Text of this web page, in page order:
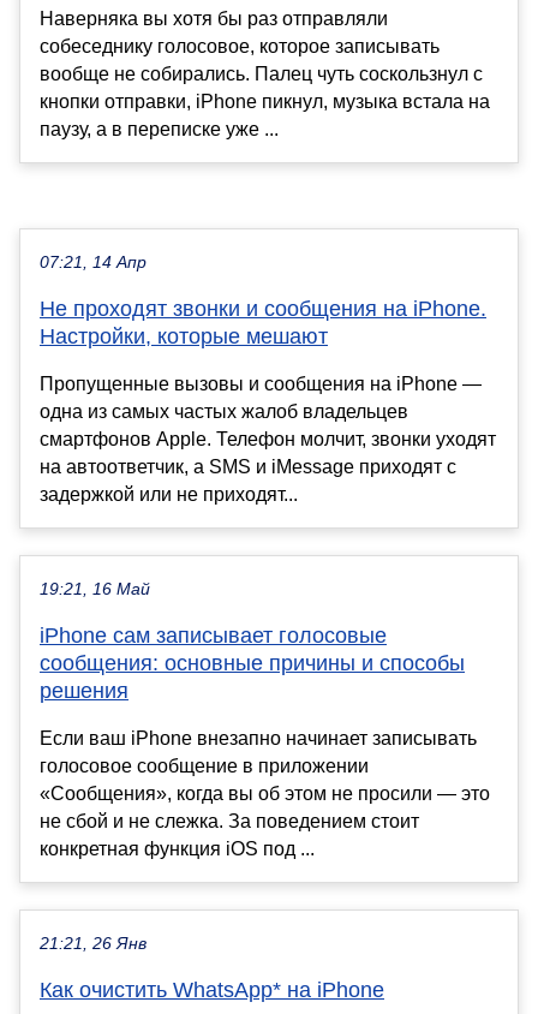
Наверняка вы хотя бы раз отправляли
собеседнику голосовое, которое записывать
вообще не собирались. Палец чуть соскользнул с
кнопки отправки, iPhone пикнул, музыка встала на
паузу, а в переписке уже ...
07:21, 14 Апр
Не проходят звонки и сообщения на iPhone.
Настройки, которые мешают
Пропущенные вызовы и сообщения на iPhone —
одна из самых частых жалоб владельцев
смартфонов Apple. Телефон молчит, звонки уходят
на автоответчик, а SMS и iMessage приходят с
задержкой или не приходят...
19:21, 16 Май
iPhone сам записывает голосовые
сообщения: основные причины и способы
решения
Если ваш iPhone внезапно начинает записывать
голосовое сообщение в приложении
«Сообщения», когда вы об этом не просили — это
не сбой и не слежка. За поведением стоит
конкретная функция iOS под ...
21:21, 26 Янв
Как очистить WhatsApp* на iPhone